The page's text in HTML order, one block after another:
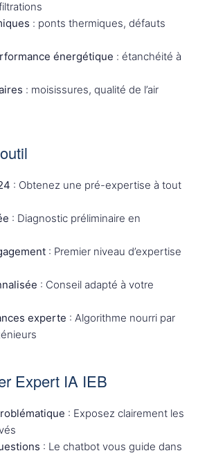
: ponts thermiques, défauts
énergétique : étanchéité à
: moisissures, qualité de l’air
: Obtenez une pré-expertise à tout
: Diagnostic préliminaire en
: Premier niveau d’expertise
: Conseil adapté à votre
experte : Algorithme nourri par
Expert IA IEB
: Exposez clairement les
: Le chatbot vous guide dans